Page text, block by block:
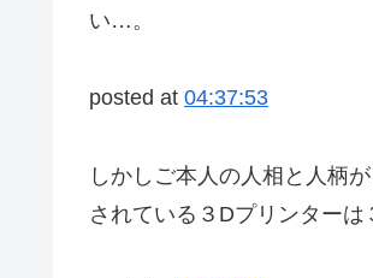
い…。
posted at 04:37:53
しかしご本人の人相と人柄
されている３Dプリンター